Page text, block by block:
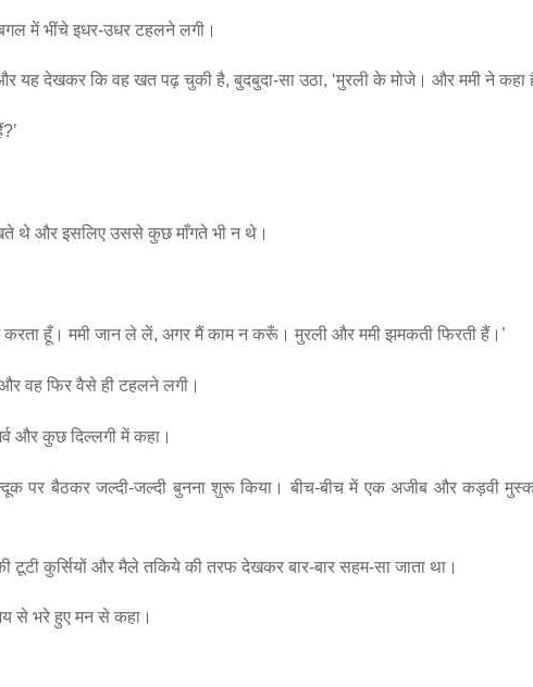
में भींचे इधर-उधर टहलने लगी।
यह देखकर कि वह खत पढ़ चुकी है, बुदबुदा-सा उठा, ‘मुरली के मोजे। और ममी ने
थे और इसलिए उससे कुछ माँगते भी न थे।
करता हूँ। ममी जान ले लें, अगर मैं काम न करूँ। मुरली और ममी झमकती फिरती हैं।’
वह फिर वैसे ही टहलने लगी।
और कुछ दिल्लगी में कहा।
पर बैठकर जल्दी-जल्दी बुनना शुरू किया। बीच-बीच में एक अजीब और कड़वी
कुर्सियों और मैले तकिये की तरफ देखकर बार-बार सहम-सा जाता था।
से भरे हुए मन से कहा।